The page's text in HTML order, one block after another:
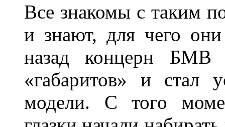
Все знакомы с таким
и знают, для чего
назад концерн БМВ
«габаритов» и стал
модели. С того